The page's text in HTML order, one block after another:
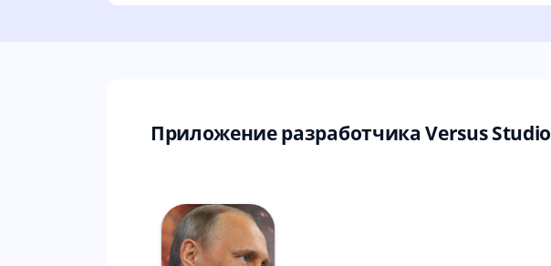
Приложение разработчика Versus Studio